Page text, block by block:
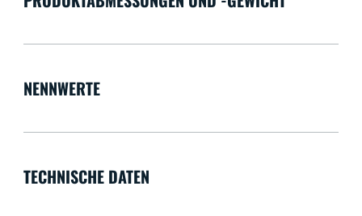
NENNWERTE
TECHNISCHE DATEN